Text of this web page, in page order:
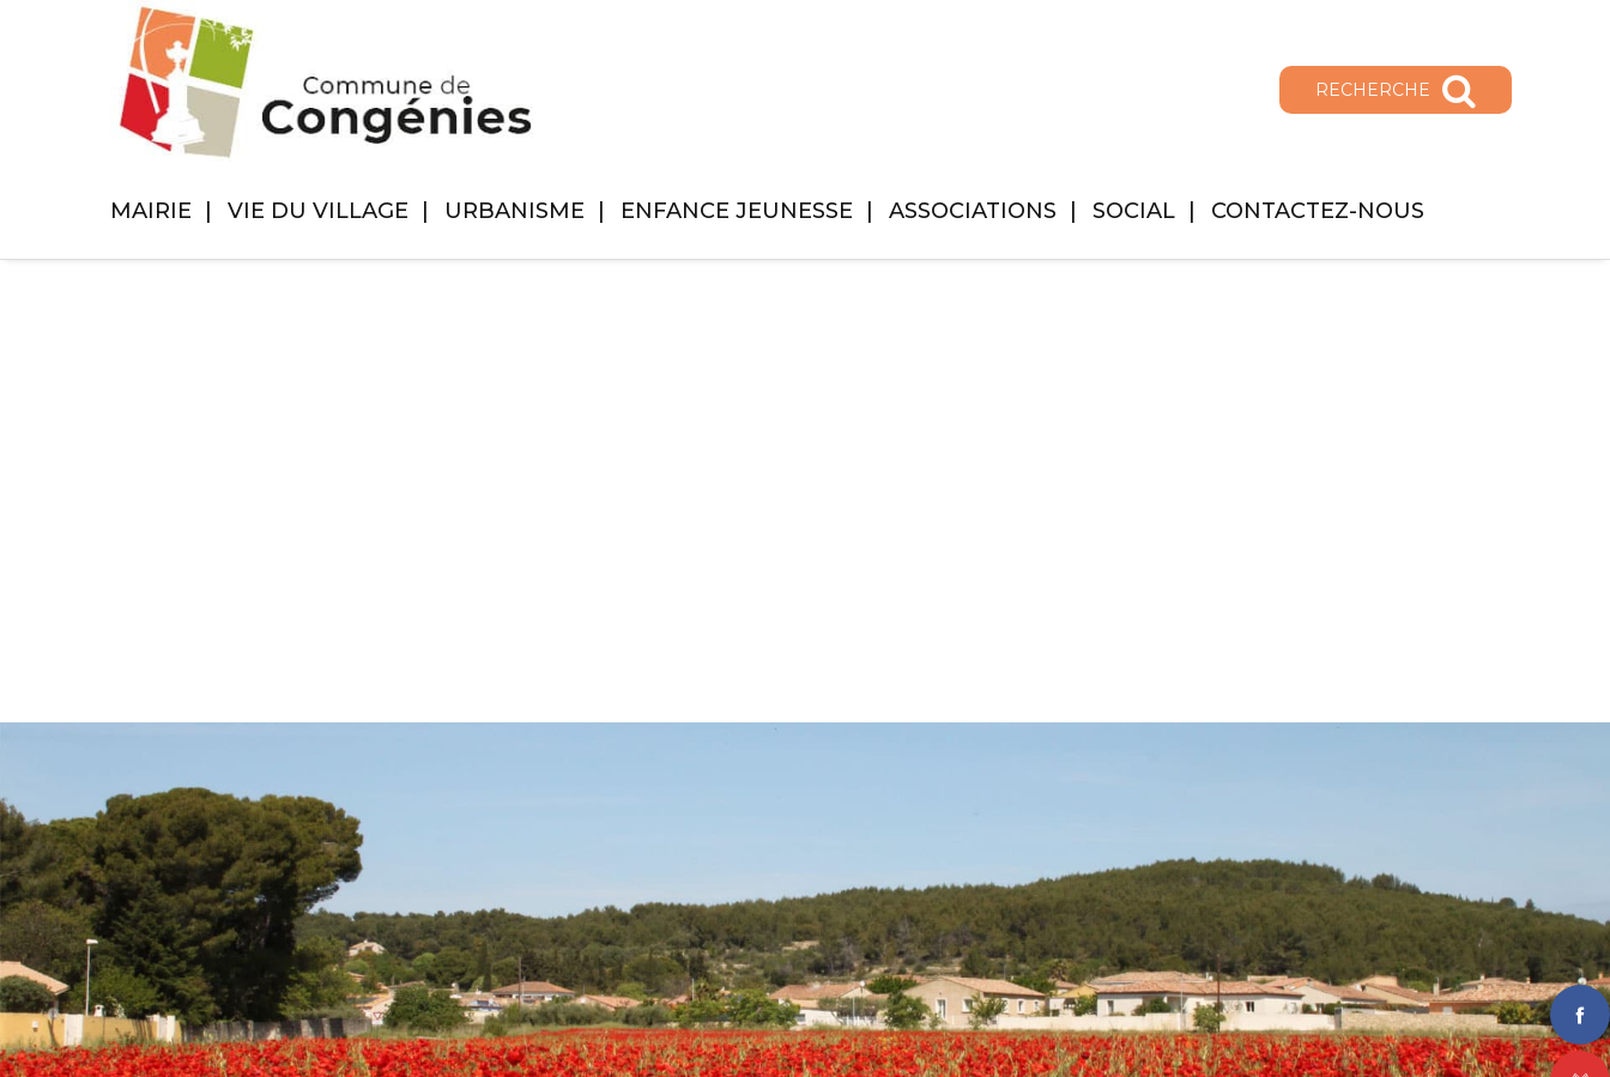
RECHERCHE
MAIRIE VIE DU VILLAGE URBANISME ENFANCE JEUNESSE ASSOCIATIONS SOCIAL CONTACTEZ-NOUS